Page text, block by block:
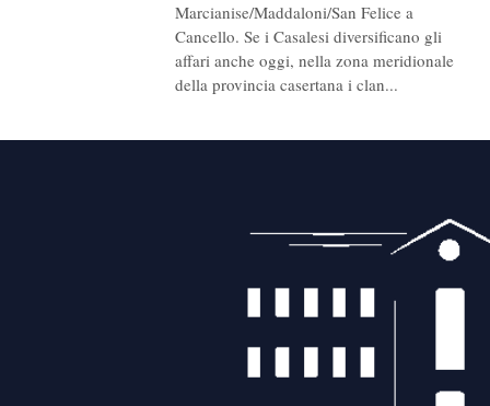
Marcianise/Maddaloni/San Felice a
Cancello. Se i Casalesi diversificano gli
affari anche oggi, nella zona meridionale
della provincia casertana i clan...